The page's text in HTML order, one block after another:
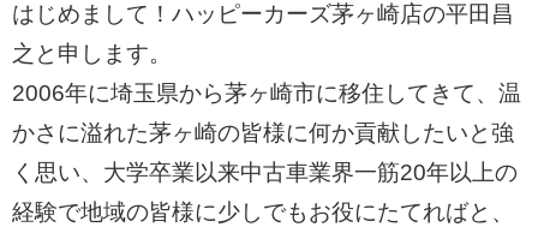
はじめまして！ハッピーカーズ茅ヶ崎店の平田昌
之と申します。
2006年に埼玉県から茅ヶ崎市に移住してきて、温
かさに溢れた茅ヶ崎の皆様に何か貢献したいと強
く思い、大学卒業以来中古車業界一筋20年以上の
経験で地域の皆様に少しでもお役にたてればと、